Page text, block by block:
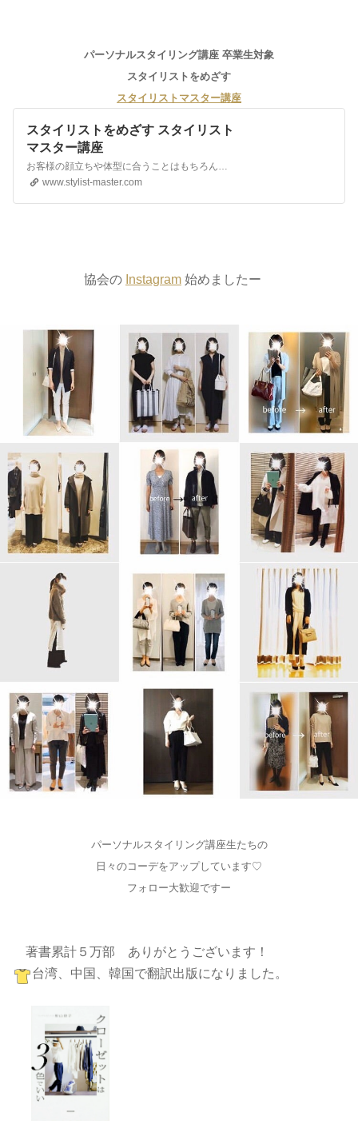
パーソナルスタイリング講座 卒業生対象
スタイリストをめざす
スタイリストマスター講座
スタイリストをめざす スタイリスト
マスター講座
お客様の顔立ちや体型に合うことはもちろん、個性や雰囲気にまで着目し、似合う服やオシャレなコーディネートを提案できるスキルを身に付ける。杉山律子のスタイリストマスター講座。
www.stylist-master.com
協会の Instagram 始めましたー
パーソナルスタイリング講座生たちの
日々のコーデをアップしています♡
フォロー大歓迎ですー
著書累計５万部 ありがとうございます！
台湾、中国、韓国で翻訳出版になりました。